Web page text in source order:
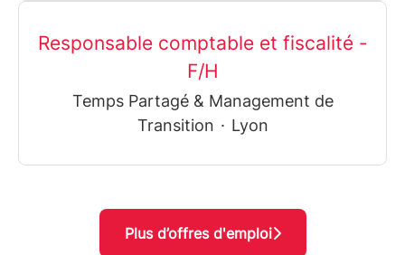
Responsable comptable et fiscalité -
F/H
Temps Partagé & Management de
Transition · Lyon
Plus d’offres d'emploi